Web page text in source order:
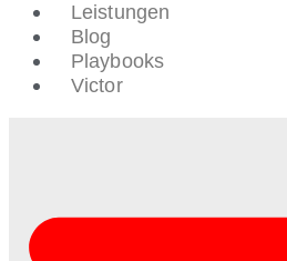
Leistungen
Blog
Playbooks
Victor